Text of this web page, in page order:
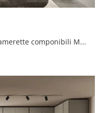
Arreda stanzette design con le Camerette componibili Moretti Compact Camerette! Il modello Y104 in melaminico è per ragazzi.